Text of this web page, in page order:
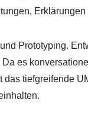
Prototyping.
es
tiefgreifende